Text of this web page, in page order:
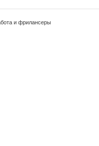
и фрилансеры